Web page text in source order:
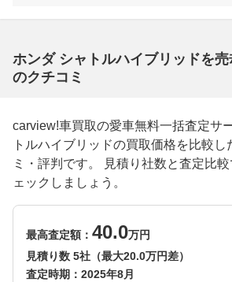
ホンダ シャトルハイブリッドを
のクチコミ
carview!車買取の愛車無料一括査定サ
トルハイブリッドの買取価格を比較し
ミ・評判です。 見積り社数と査定比
ェックしましょう。
最高査定額： 40.0万円
見積り数 5社（最大20.0万円差）
査定時期： 2025年8月